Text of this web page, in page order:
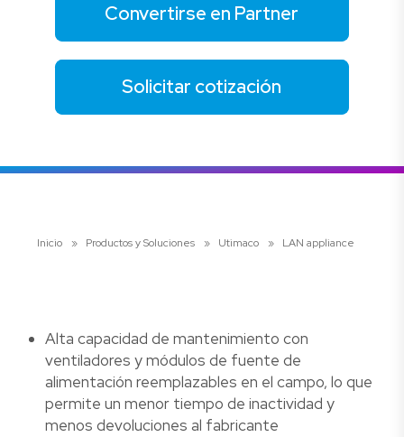
Convertirse en Partner
Solicitar cotización
Inicio » Productos y Soluciones » Utimaco » LAN appliance
Alta capacidad de mantenimiento con
ventiladores y módulos de fuente de
alimentación reemplazables en el campo, lo que
permite un menor tiempo de inactividad y
menos devoluciones al fabricante